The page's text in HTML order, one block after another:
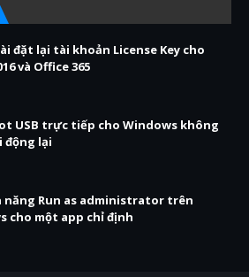
đặt lại tài khoản License Key cho
và Office 365
USB trực tiếp cho Windows không
động lại
Run as administrator trên
cho một app chỉ định